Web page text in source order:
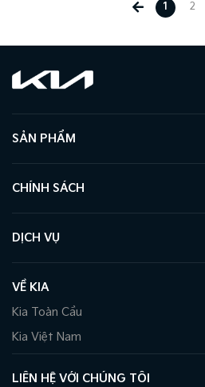
1 2
SẢN PHẨM
CHÍNH SÁCH
DỊCH VỤ
VỀ KIA
Kia Toàn Cầu
Kia Việt Nam
LIÊN HỆ VỚI CHÚNG TÔI